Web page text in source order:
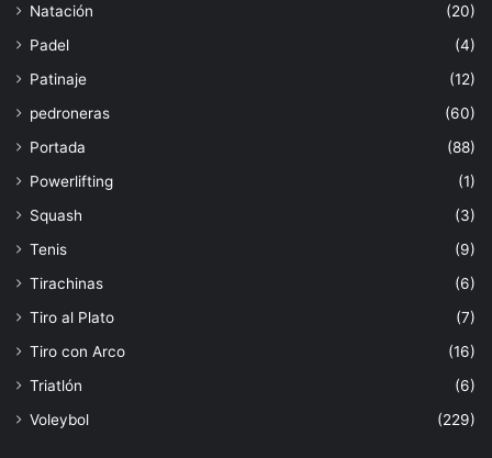
Natación
(20)
Padel
(4)
Patinaje
(12)
pedroneras
(60)
Portada
(88)
Powerlifting
(1)
Squash
(3)
Tenis
(9)
Tirachinas
(6)
Tiro al Plato
(7)
Tiro con Arco
(16)
Triatlón
(6)
Voleybol
(229)